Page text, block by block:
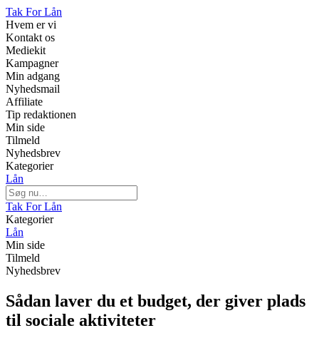
Tak For Lån
Hvem er vi
Kontakt os
Mediekit
Kampagner
Min adgang
Nyhedsmail
Affiliate
Tip redaktionen
Min side
Tilmeld
Nyhedsbrev
Kategorier
Lån
Tak For Lån
Kategorier
Lån
Min side
Tilmeld
Nyhedsbrev
Sådan laver du et budget, der giver plads
til sociale aktiviteter